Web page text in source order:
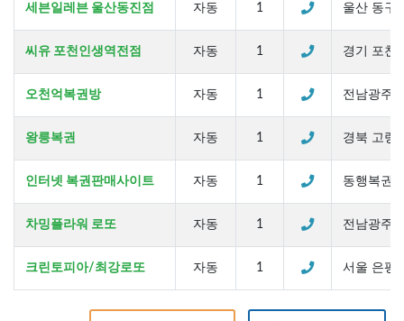
세븐일레븐 울산동진점 자동 1 울산 동구
씨유 포천인생역전점 자동 1 경기 포천
오천억복권방 자동 1 전남광주
왕릉복권 자동 1 경북 고령
인터넷 복권판매사이트 자동 1 동행복권
차밍플라워 로또 자동 1 전남광주
크린토피아/최강로또 자동 1 서울 은평